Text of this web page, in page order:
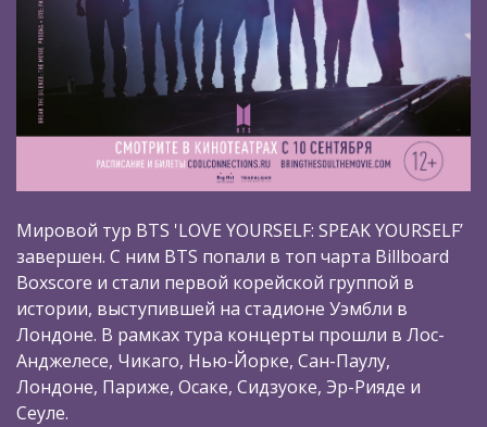
Мировой тур BTS 'LOVE YOURSELF: SPEAK YOURSELF’
завершен. С ним BTS попали в топ чарта Billboard
Boxscore и стали первой корейской группой в
истории, выступившей на стадионе Уэмбли в
Лондоне. В рамках тура концерты прошли в Лос-
Анджелесе, Чикаго, Нью-Йорке, Сан-Паулу,
Лондоне, Париже, Осаке, Сидзуоке, Эр-Рияде и
Сеуле.